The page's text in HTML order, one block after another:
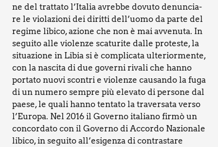
ne del trat­ta­to l’Italia avreb­be dovu­to denun­cia­
re le vio­la­zio­ni dei dirit­ti dell’uomo da par­te del
regi­me libi­co, azio­ne che non è mai avve­nu­ta. In
segui­to alle vio­len­ze sca­tu­ri­te dal­le pro­te­ste, la
situa­zio­ne in Libia si è com­pli­ca­ta ulte­rior­men­te,
con la nasci­ta di due gover­ni riva­li che han­no
por­ta­to nuo­vi scon­tri e vio­len­ze cau­san­do la fuga
di un nume­ro sem­pre più ele­va­to di per­so­ne dal
pae­se, le qua­li han­no ten­ta­to la tra­ver­sa­ta ver­so
l’Europa. Nel 2016 il Gover­no ita­lia­no fir­mò un
con­cor­da­to con il Gover­no di Accor­do Nazio­na­le
libi­co, in segui­to all’esigenza di con­tra­sta­re